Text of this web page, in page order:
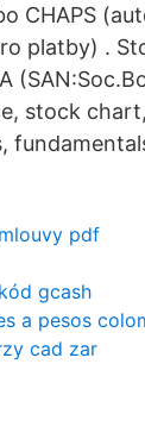
CHAPS
platby) .
stock
pdf
gcash
a pesos
cad zar